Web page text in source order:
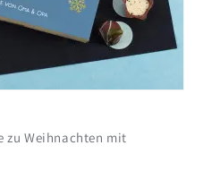
zu Weihnachten mit